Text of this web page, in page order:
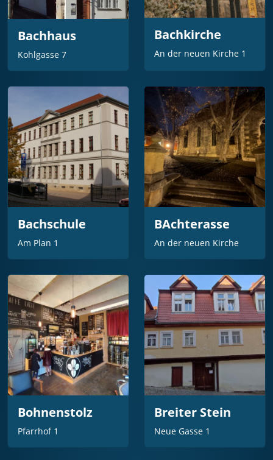
Bachhaus
Kohlgasse 7
Bachkirche
An der neuen Kirche 1
Bachschule
Am Plan 1
BAchterasse
An der neuen Kirche
Bohnenstolz
Pfarrhof 1
Breiter Stein
Neue Gasse 1